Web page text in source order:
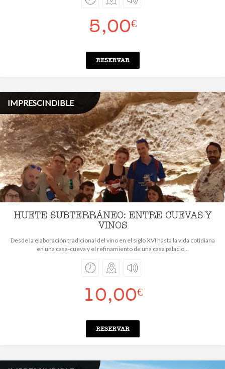
5,00€
RESERVAR
IMPRESCINDIBLE
HUETE SUBTERRÁNEO: ENTRE CUEVAS Y
VINOS
Desde la elaboración tradicional del vino en el siglo XVI hasta la vida cotidiana
en una casa-cueva y el refinamiento de una casa palacio...
10,00€
RESERVAR